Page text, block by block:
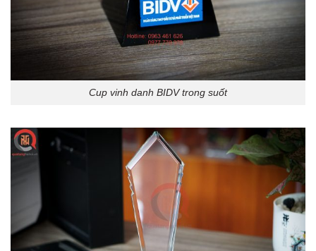
Cup vinh danh BIDV trong suốt